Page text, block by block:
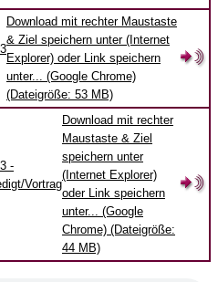
Download mit rechter Maustaste
& Ziel speichern unter (Internet
Explorer) oder Link speichern
unter... (Google Chrome)
(Dateigröße: 53 MB)
-
Vortrag
Download mit rechter
Maustaste & Ziel
speichern unter
(Internet Explorer)
oder Link speichern
unter... (Google
Chrome) (Dateigröße:
44 MB)